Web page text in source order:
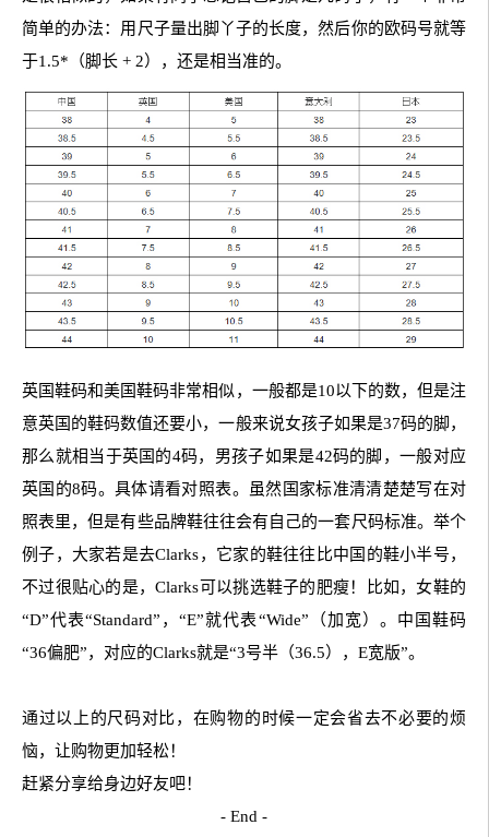
简单的办法：用尺子量出脚丫子的长度，然后你的欧码号就等
于1.5*（脚长 + 2），还是相当准的。
英国鞋码和美国鞋码非常相似，一般都是10以下的数，但是注
意英国的鞋码数值还要小，一般来说女孩子如果是37码的脚，
那么就相当于英国的4码，男孩子如果是42码的脚，一般对应
英国的8码。具体请看对照表。虽然国家标准清清楚楚写在对
照表里，但是有些品牌鞋往往会有自己的一套尺码标准。举个
例子，大家若是去Clarks，它家的鞋往往比中国的鞋小半号，
不过很贴心的是，Clarks可以挑选鞋子的肥瘦！比如，女鞋的
“D”代表“Standard”，“E”就代表“Wide”（加宽）。中国鞋码
“36偏肥”，对应的Clarks就是“3号半（36.5），E宽版”。
通过以上的尺码对比，在购物的时候一定会省去不必要的烦
恼，让购物更加轻松！
赶紧分享给身边好友吧！
- End -